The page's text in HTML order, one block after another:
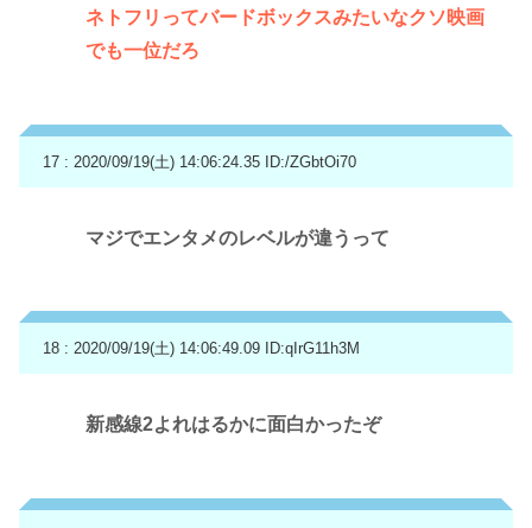
ネトフリってバードボックスみたいなクソ映画
でも一位だろ
17 : 2020/09/19(土) 14:06:24.35 ID:/ZGbtOi70
マジでエンタメのレベルが違うって
18 : 2020/09/19(土) 14:06:49.09 ID:qIrG11h3M
新感線2よれはるかに面白かったぞ